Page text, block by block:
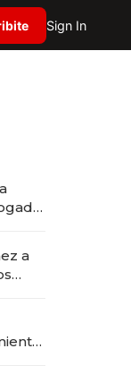
Sign In
a